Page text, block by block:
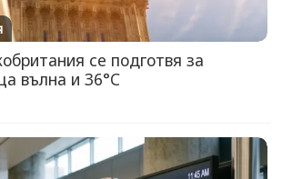
се подготвя за
вълна и 36°C